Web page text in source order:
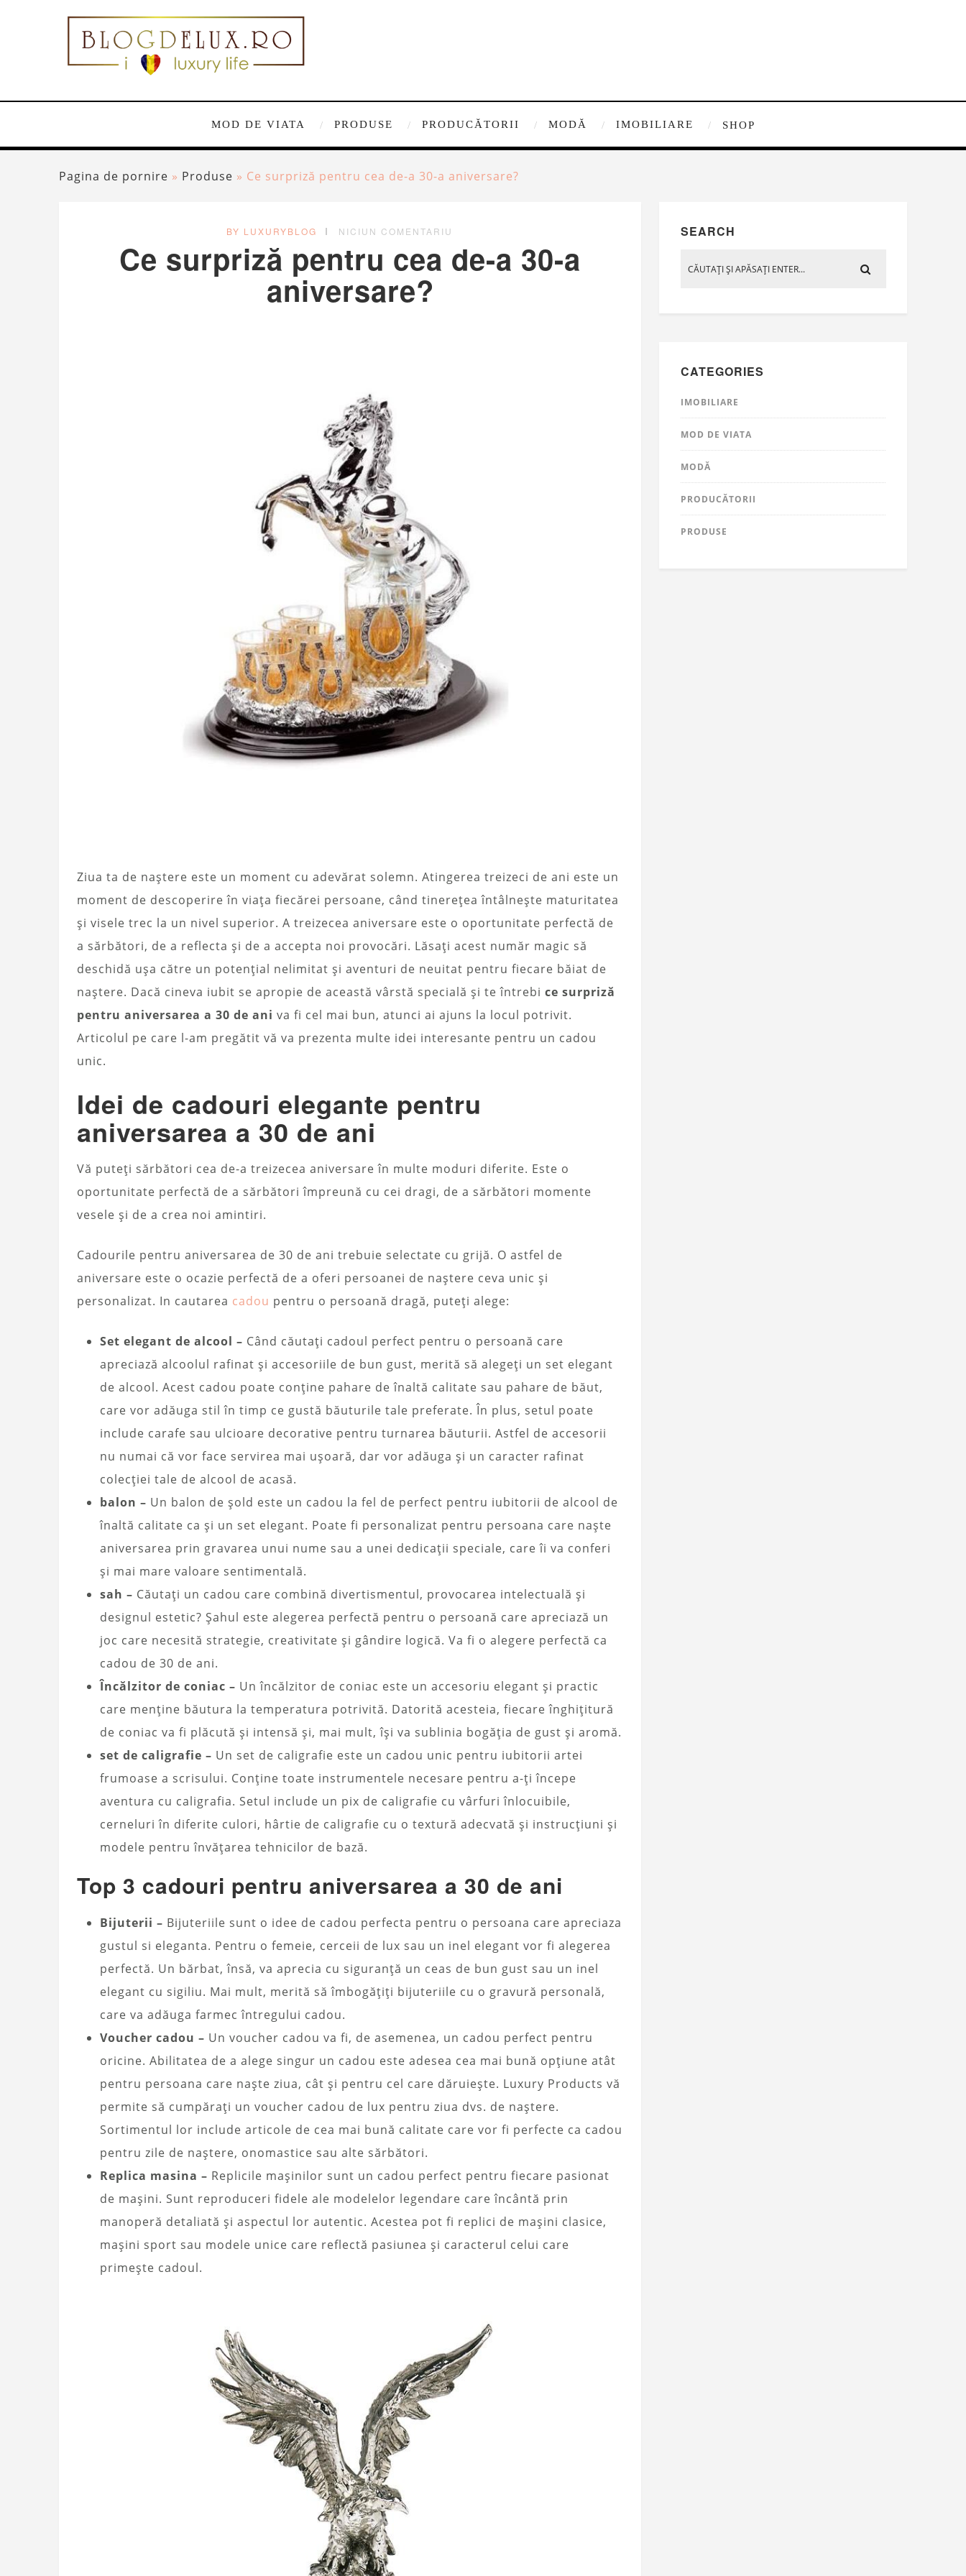
MOD DE VIATA PRODUSE PRODUCĂTORII MODĂ IMOBILIARE SHOP
Pagina de pornire » Produse » Ce surpriză pentru cea de-a 30-a aniversare?
BY LUXURYBLOG NICIUN COMENTARIU
Ce surpriză pentru cea de-a 30-a
aniversare?
Ziua ta de naștere este un moment cu adevărat solemn. Atingerea treizeci de ani este un
moment de descoperire în viața fiecărei persoane, când tinerețea întâlnește maturitatea
și visele trec la un nivel superior. A treizecea aniversare este o oportunitate perfectă de
a sărbători, de a reflecta și de a accepta noi provocări. Lăsați acest număr magic să
deschidă ușa către un potențial nelimitat și aventuri de neuitat pentru fiecare băiat de
naștere. Dacă cineva iubit se apropie de această vârstă specială și te întrebi ce surpriză
pentru aniversarea a 30 de ani va fi cel mai bun, atunci ai ajuns la locul potrivit.
Articolul pe care l-am pregătit vă va prezenta multe idei interesante pentru un cadou
unic.
Idei de cadouri elegante pentru
aniversarea a 30 de ani
Vă puteți sărbători cea de-a treizecea aniversare în multe moduri diferite. Este o
oportunitate perfectă de a sărbători împreună cu cei dragi, de a sărbători momente
vesele și de a crea noi amintiri.
Cadourile pentru aniversarea de 30 de ani trebuie selectate cu grijă. O astfel de
aniversare este o ocazie perfectă de a oferi persoanei de naștere ceva unic și
personalizat. In cautarea cadou pentru o persoană dragă, puteți alege:
Set elegant de alcool – Când căutați cadoul perfect pentru o persoană care
apreciază alcoolul rafinat și accesoriile de bun gust, merită să alegeți un set elegant
de alcool. Acest cadou poate conține pahare de înaltă calitate sau pahare de băut,
care vor adăuga stil în timp ce gustă băuturile tale preferate. În plus, setul poate
include carafe sau ulcioare decorative pentru turnarea băuturii. Astfel de accesorii
nu numai că vor face servirea mai ușoară, dar vor adăuga și un caracter rafinat
colecției tale de alcool de acasă.
balon – Un balon de șold este un cadou la fel de perfect pentru iubitorii de alcool de
înaltă calitate ca și un set elegant. Poate fi personalizat pentru persoana care naște
aniversarea prin gravarea unui nume sau a unei dedicații speciale, care îi va conferi
și mai mare valoare sentimentală.
sah – Căutați un cadou care combină divertismentul, provocarea intelectuală și
designul estetic? Șahul este alegerea perfectă pentru o persoană care apreciază un
joc care necesită strategie, creativitate și gândire logică. Va fi o alegere perfectă ca
cadou de 30 de ani.
Încălzitor de coniac – Un încălzitor de coniac este un accesoriu elegant și practic
care menține băutura la temperatura potrivită. Datorită acesteia, fiecare înghițitură
de coniac va fi plăcută și intensă și, mai mult, își va sublinia bogăția de gust și aromă.
set de caligrafie – Un set de caligrafie este un cadou unic pentru iubitorii artei
frumoase a scrisului. Conține toate instrumentele necesare pentru a-ți începe
aventura cu caligrafia. Setul include un pix de caligrafie cu vârfuri înlocuibile,
cerneluri în diferite culori, hârtie de caligrafie cu o textură adecvată și instrucțiuni și
modele pentru învățarea tehnicilor de bază.
Top 3 cadouri pentru aniversarea a 30 de ani
Bijuterii – Bijuteriile sunt o idee de cadou perfecta pentru o persoana care apreciaza
gustul si eleganta. Pentru o femeie, cerceii de lux sau un inel elegant vor fi alegerea
perfectă. Un bărbat, însă, va aprecia cu siguranță un ceas de bun gust sau un inel
elegant cu sigiliu. Mai mult, merită să îmbogățiți bijuteriile cu o gravură personală,
care va adăuga farmec întregului cadou.
Voucher cadou – Un voucher cadou va fi, de asemenea, un cadou perfect pentru
oricine. Abilitatea de a alege singur un cadou este adesea cea mai bună opțiune atât
pentru persoana care naște ziua, cât și pentru cel care dăruiește. Luxury Products vă
permite să cumpărați un voucher cadou de lux pentru ziua dvs. de naștere.
Sortimentul lor include articole de cea mai bună calitate care vor fi perfecte ca cadou
pentru zile de naștere, onomastice sau alte sărbători.
Replica masina – Replicile mașinilor sunt un cadou perfect pentru fiecare pasionat
de mașini. Sunt reproduceri fidele ale modelelor legendare care încântă prin
manoperă detaliată și aspectul lor autentic. Acestea pot fi replici de mașini clasice,
mașini sport sau modele unice care reflectă pasiunea și caracterul celui care
primește cadoul.
SEARCH
CATEGORIES
IMOBILIARE
MOD DE VIATA
MODĂ
PRODUCĂTORII
PRODUSE